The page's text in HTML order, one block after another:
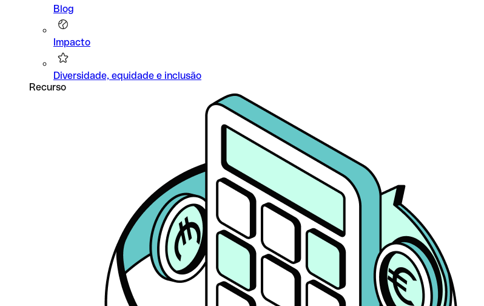
Blog
Impacto
Diversidade, equidade e inclusão
Recurso